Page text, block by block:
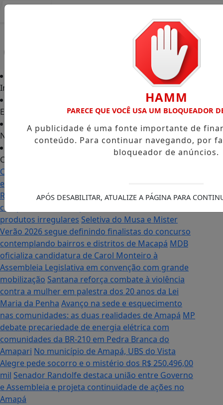
Início
Edições
Notícias
Contato
Carol Monteiro: trajetória política ganha destaque
em Porto Grande com atuação voltada ao município
Receita Federal anuncia mudanças no programa de
compras no exterior para evitar entrada de
produtos irregulares Seletiva do Musa e Mister
Verão 2026 segue definindo finalistas do concurso
contemplando bairros e distritos de Macapá MDB
oficializa candidatura de Carol Monteiro à
Assembleia Legislativa em convenção com grande
mobilização Santana reforça combate à violência
contra a mulher em palestra dos 20 anos da Lei
Maria da Penha Avanço na sede e esquecimento
nas comunidades: as duas realidades de Amapá MP
debate precariedade de energia elétrica com
comunidades da BR-210 em Pedra Branca do
Amapari No município de Amapá, UBS do Vista
Alegre pede socorro e o mistério dos R$ 250.496,00
mil Senador Randolfe destaca união entre Governo
e Assembleia e projeta continuidade de ações no
Amapá
HAMM
PARECE QUE VOCÊ USA UM BLOQUEADOR
A publicidade é uma fonte importante de
conteúdo. Para continuar navegando, por
bloqueador de anúncios.
APÓS DESABILITAR, ATUALIZE A PÁGINA PARA